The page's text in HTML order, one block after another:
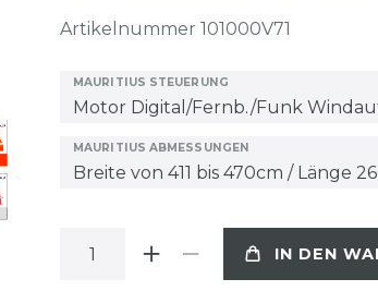
Artikelnummer 101000V71
MAURITIUS STEUERUNG
MAURITIUS ABMESSUNGEN
IN DEN